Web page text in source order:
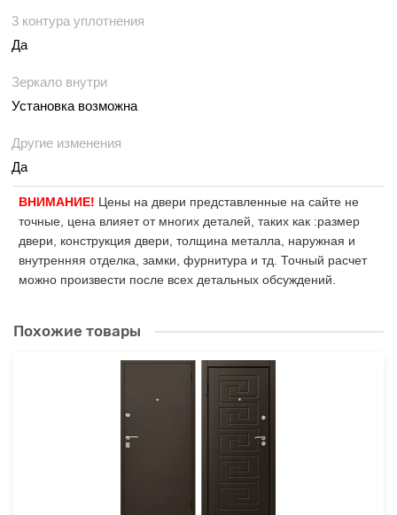
3 контура уплотнения
Да
Зеркало внутри
Установка возможна
Другие изменения
Да
ВНИМАНИЕ! Цены на двери представленные на сайте не
точные, цена влияет от многих деталей, таких как :размер
двери, конструкция двери, толщина металла, наружная и
внутренняя отделка, замки, фурнитура и тд. Точный расчет
можно произвести после всех детальных обсуждений.
Похожие товары